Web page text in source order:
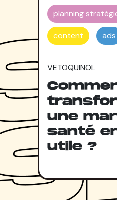
planning
content ads
VETOQUINOL
une
santé
utile ?